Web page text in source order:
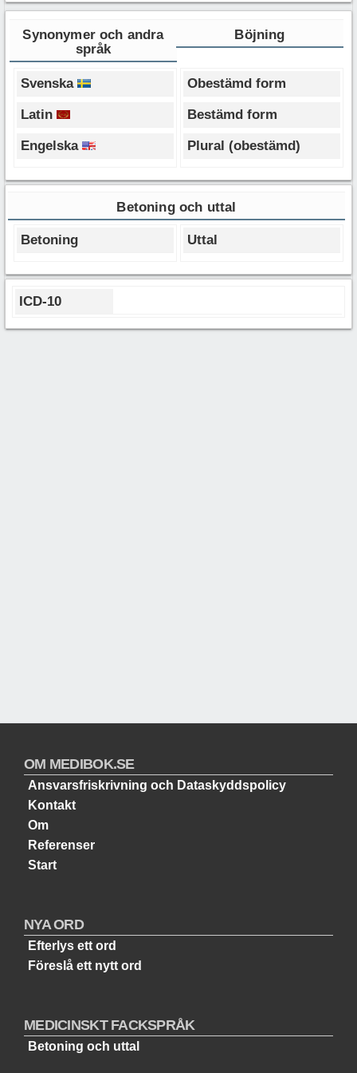
Synonymer och andra
språk
Böjning
Svenska
Latin
Engelska
Obestämd form
Bestämd form
Plural (obestämd)
Betoning och uttal
Betoning Uttal
ICD-10
OM MEDIBOK.SE
Ansvarsfriskrivning och Dataskyddspolicy
Kontakt
Om
Referenser
Start
NYA ORD
Efterlys ett ord
Föreslå ett nytt ord
MEDICINSKT FACKSPRÅK
Betoning och uttal